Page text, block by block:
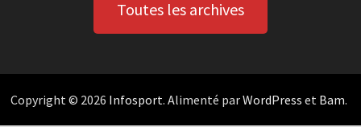
Toutes les archives
Copyright © 2026 Infosport. Alimenté parWordPress et Bam.